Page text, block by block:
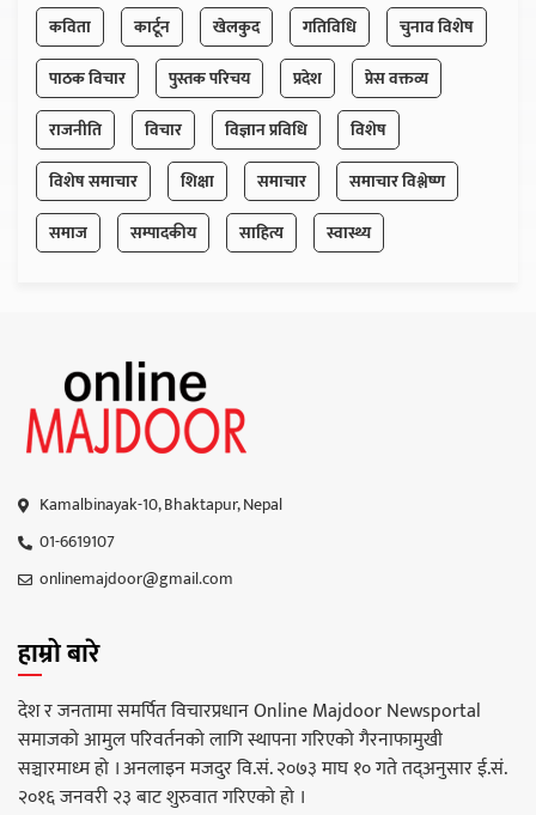
कविता
कार्टून खेलकुद गतिविधि
चुनाव विशेष
पाठक विचार
पुस्तक परिचय प्रदेश
प्रेस वक्तव्य
राजनीति
विचार विज्ञान प्रविधि
विशेष
विशेष समाचार
शिक्षा समाचार
समाचार विश्लेष्ण
समाज
सम्पादकीय साहित्य स्वास्थ्य
Kamalbinayak-10, Bhaktapur, Nepal
01-6619107
onlinemajdoor@gmail.com
हाम्रो बारे
देश र जनतामा समर्पित विचारप्रधान Online Majdoor Newsportal
समाजको आमुल परिवर्तनको लागि स्थापना गरिएको गैरनाफामुखी
सञ्चारमाध्म हो । अनलाइन मजदुर वि.सं. २०७३ माघ १० गते तद्अनुसार ई.सं.
२०१६ जनवरी २३ बाट शुरुवात गरिएको हो ।